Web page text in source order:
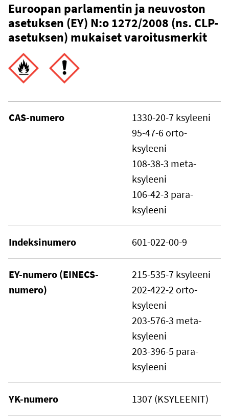
Euroopan parlamentin ja neuvoston
asetuksen (EY) N:o 1272/2008 (ns. CLP-
asetuksen) mukaiset varoitusmerkit
CAS-numero
1330-20-7 ksyleeni
95-47-6 orto-
ksyleeni
108-38-3 meta-
ksyleeni
106-42-3 para-
ksyleeni
Indeksinumero 601-022-00-9
EY-numero (EINECS-
numero)
215-535-7 ksyleeni
202-422-2 orto-
ksyleeni
203-576-3 meta-
ksyleeni
203-396-5 para-
ksyleeni
YK-numero 1307 (KSYLEENIT)